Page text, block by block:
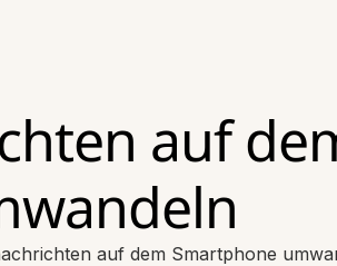
auf
auf dem Smartphone